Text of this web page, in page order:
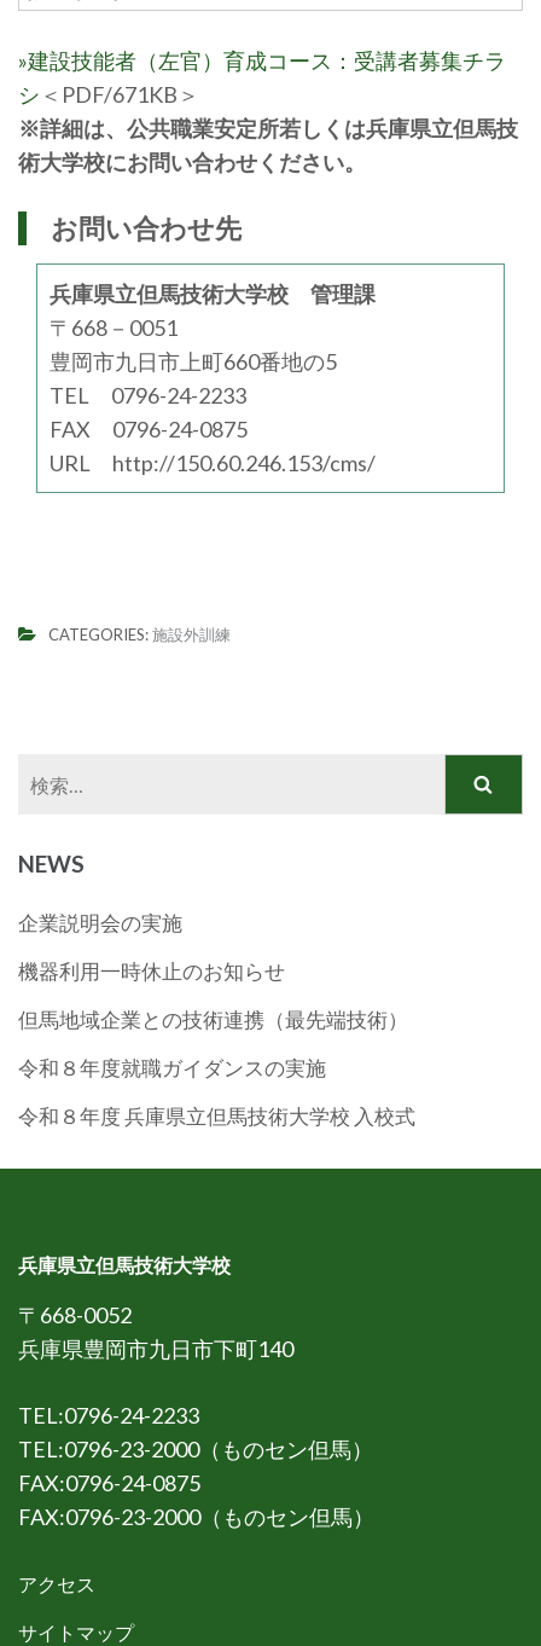
»建設技能者（左官）育成コース：受講者募集チラ
シ ＜PDF/671KB＞
※詳細は、公共職業安定所若しくは兵庫県立但馬技
術大学校にお問い合わせください。
お問い合わせ先
兵庫県立但馬技術大学校 管理課
〒668－0051
豊岡市九日市上町660番地の5
TEL 0796-24-2233
FAX 0796-24-0875
URL http://150.60.246.153/cms/
CATEGORIES:施設外訓練
NEWS
企業説明会の実施
機器利用一時休止のお知らせ
但馬地域企業との技術連携（最先端技術）
令和８年度就職ガイダンスの実施
令和８年度 兵庫県立但馬技術大学校 入校式
兵庫県立但馬技術大学校
〒668-0052
兵庫県豊岡市九日市下町140
TEL:0796-24-2233
TEL:0796-23-2000（ものセン但馬）
FAX:0796-24-0875
FAX:0796-23-2000（ものセン但馬）
アクセス
サイトマップ